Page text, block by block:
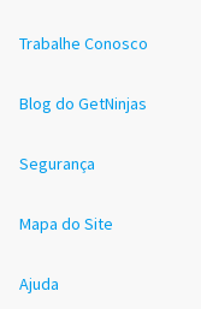
Trabalhe Conosco
Blog do GetNinjas
Segurança
Mapa do Site
Ajuda